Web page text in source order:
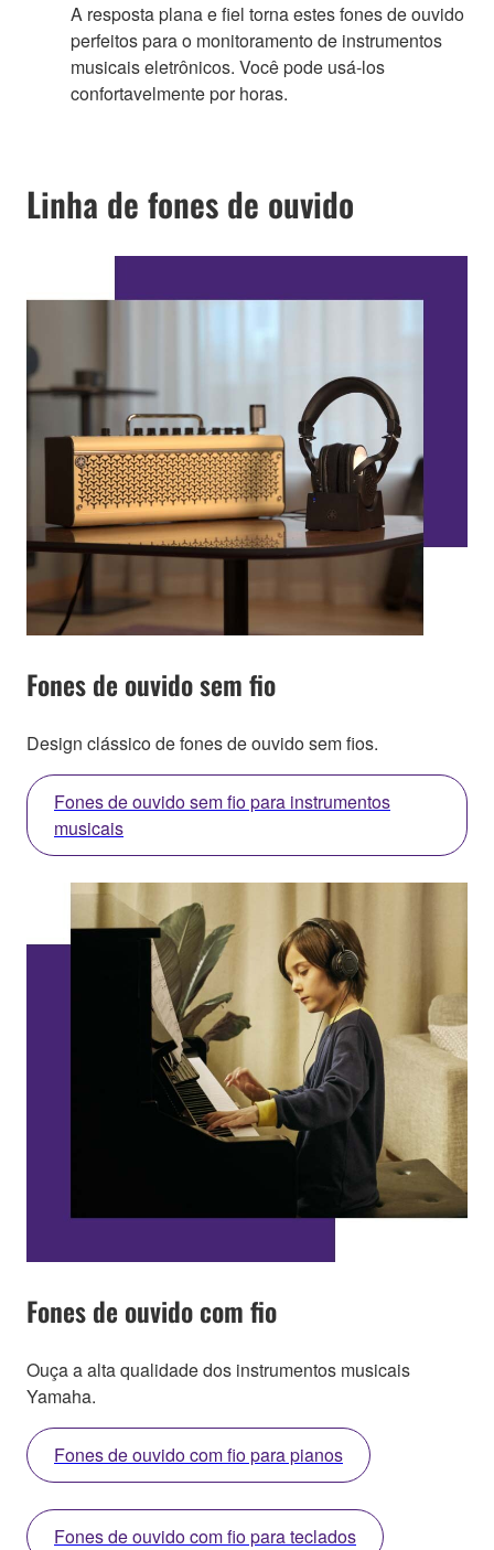
A resposta plana e fiel torna estes fones de ouvido
perfeitos para o monitoramento de instrumentos
musicais eletrônicos. Você pode usá-los
confortavelmente por horas.
Linha de fones de ouvido
Fones de ouvido sem fio
Design clássico de fones de ouvido sem fios.
Fones de ouvido sem fio para instrumentos
musicais
Fones de ouvido com fio
Ouça a alta qualidade dos instrumentos musicais
Yamaha.
Fones de ouvido com fio para pianos
Fones de ouvido com fio para teclados